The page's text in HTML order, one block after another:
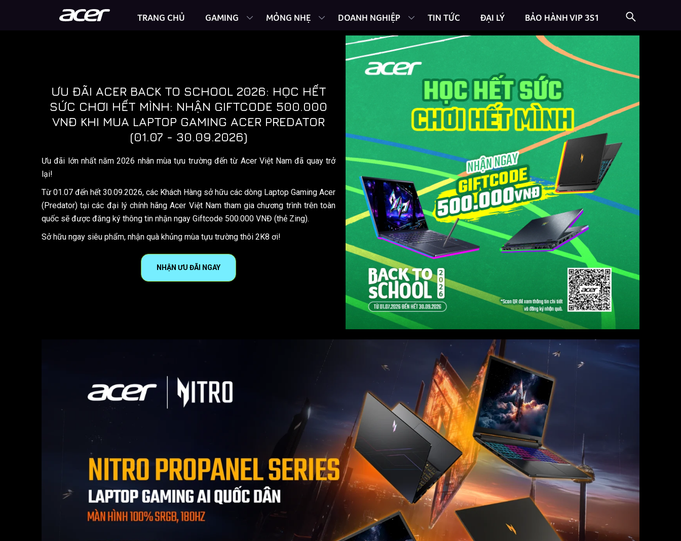
TRANG CHỦ GAMING MỎNG NHẸ DOANH NGHIỆP TIN TỨC ĐẠI LÝ BẢO HÀNH VIP 3S1
ƯU ĐÃI ACER BACK TO SCHOOL 2026: HỌC HẾT
SỨC CHƠI HẾT MÌNH: NHẬN GIFTCODE 500.000
VNĐ KHI MUA LAPTOP GAMING ACER PREDATOR
(01.07 - 30.09.2026)
Ưu đãi lớn nhất năm 2026 nhân mùa tựu trường đến từ Acer Việt Nam đã quay trở
lại!
Từ 01.07 đến hết 30.09.2026, các Khách Hàng sở hữu các dòng Laptop Gaming Acer
(Predator) tại các đại lý chính hãng Acer Việt Nam tham gia chương trình trên toàn
quốc sẽ được đăng ký thông tin nhận ngay Giftcode 500.000 VNĐ (thẻ Zing).
Sở hữu ngay siêu phẩm, nhận quà khủng mùa tựu trường thôi 2K8 ơi!
NHẬN ƯU ĐÃI NGAY